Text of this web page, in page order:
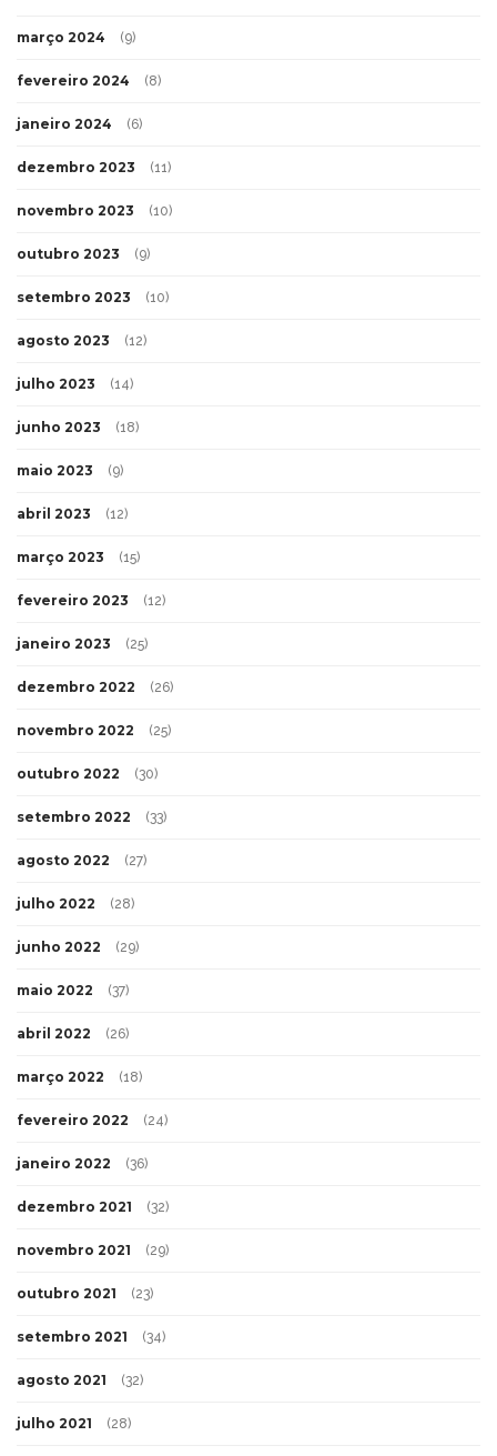
março 2024 (9)
fevereiro 2024 (8)
janeiro 2024 (6)
dezembro 2023 (11)
novembro 2023 (10)
outubro 2023 (9)
setembro 2023 (10)
agosto 2023 (12)
julho 2023 (14)
junho 2023 (18)
maio 2023 (9)
abril 2023 (12)
março 2023 (15)
fevereiro 2023 (12)
janeiro 2023 (25)
dezembro 2022 (26)
novembro 2022 (25)
outubro 2022 (30)
setembro 2022 (33)
agosto 2022 (27)
julho 2022 (28)
junho 2022 (29)
maio 2022 (37)
abril 2022 (26)
março 2022 (18)
fevereiro 2022 (24)
janeiro 2022 (36)
dezembro 2021 (32)
novembro 2021 (29)
outubro 2021 (23)
setembro 2021 (34)
agosto 2021 (32)
julho 2021 (28)